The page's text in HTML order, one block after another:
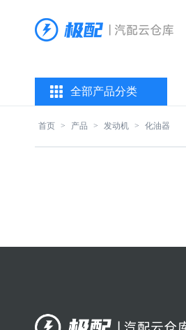
全部产品分类
首页 > 产品 > 发动机 > 化油器